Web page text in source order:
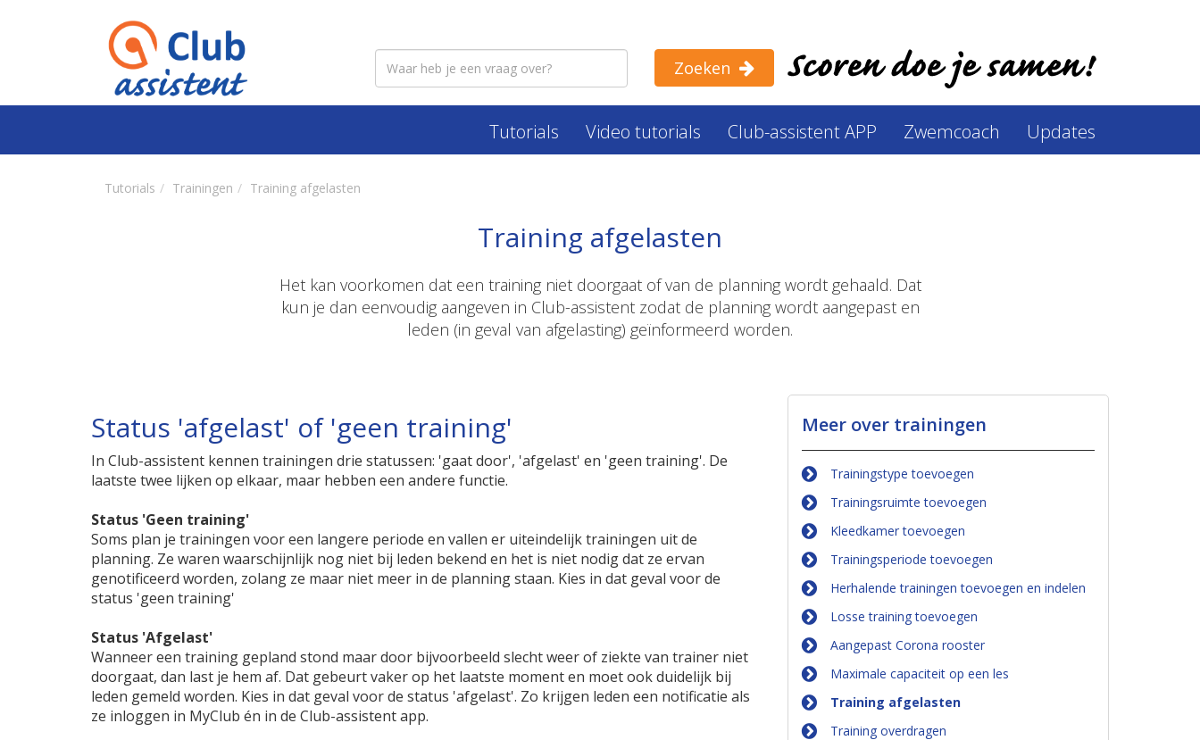
Zoeken
Tutorials Video tutorials Club-assistent APP Zwemcoach Updates
Tutorials Trainingen Training afgelasten
Training afgelasten
Het kan voorkomen dat een training niet doorgaat of van de planning wordt gehaald. Dat
kun je dan eenvoudig aangeven in Club-assistent zodat de planning wordt aangepast en
leden (in geval van afgelasting) geïnformeerd worden.
Status 'afgelast' of 'geen training'
In Club-assistent kennen trainingen drie statussen: 'gaat door', 'afgelast' en 'geen training'. De
laatste twee lijken op elkaar, maar hebben een andere functie.
Status 'Geen training'
Soms plan je trainingen voor een langere periode en vallen er uiteindelijk trainingen uit de
planning. Ze waren waarschijnlijk nog niet bij leden bekend en het is niet nodig dat ze ervan
genotificeerd worden, zolang ze maar niet meer in de planning staan. Kies in dat geval voor de
status 'geen training'
Status 'Afgelast'
Wanneer een training gepland stond maar door bijvoorbeeld slecht weer of ziekte van trainer niet
doorgaat, dan last je hem af. Dat gebeurt vaker op het laatste moment en moet ook duidelijk bij
leden gemeld worden. Kies in dat geval voor de status 'afgelast'. Zo krijgen leden een notificatie als
ze inloggen in MyClub én in de Club-assistent app.
Meer over trainingen
Trainingstype toevoegen
Trainingsruimte toevoegen
Kleedkamer toevoegen
Trainingsperiode toevoegen
Herhalende trainingen toevoegen en indelen
Losse training toevoegen
Aangepast Corona rooster
Maximale capaciteit op een les
Training afgelasten
Training overdragen